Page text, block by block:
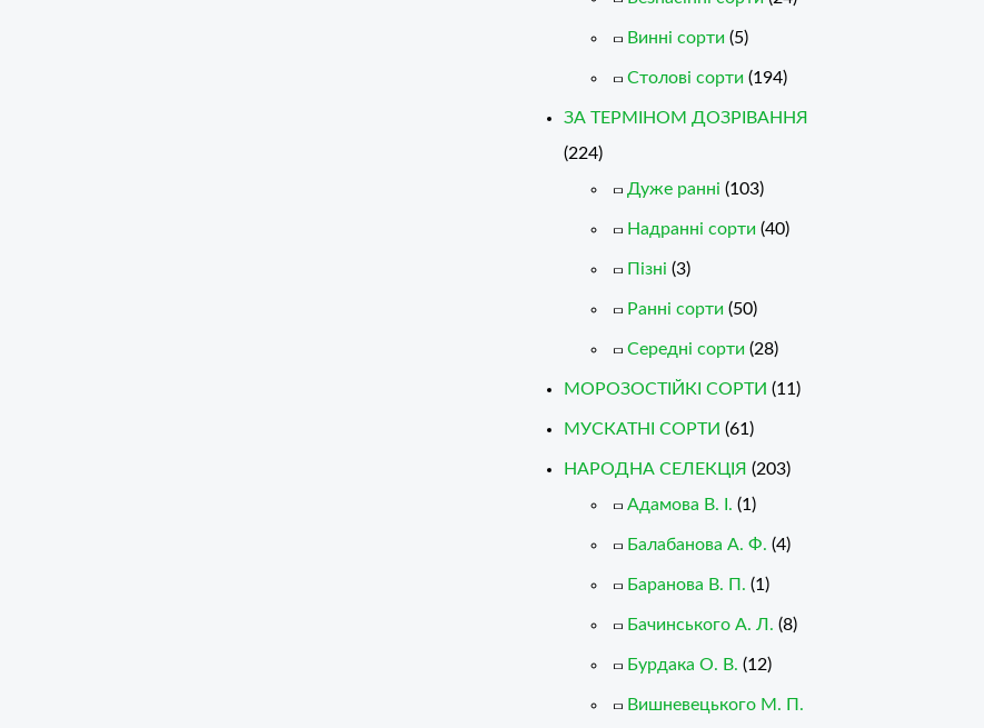
Винні сорти (5)
Столові сорти (194)
ЗА ТЕРМІНОМ ДОЗРІВАННЯ
(224)
Дуже ранні (103)
Надранні сорти (40)
Пізні (3)
Ранні сорти (50)
Середні сорти (28)
МОРОЗОСТІЙКІ СОРТИ (11)
МУСКАТНІ СОРТИ (61)
НАРОДНА СЕЛЕКЦІЯ (203)
Адамова В. І. (1)
Балабанова А. Ф. (4)
Баранова В. П. (1)
Бачинського А. Л. (8)
Бурдака О. В. (12)
Вишневецького М. П.